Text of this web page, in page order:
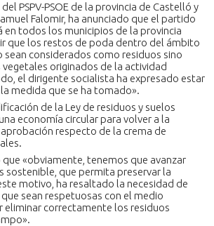
PSPV-PSOE de la provincia de Castelló y
Falomir, ha anunciado que el partido
en todos los municipios de la provincia
que los restos de poda dentro del ámbito
sean considerados como residuos sino
originados de la actividad
el dirigente socialista ha expresado estar
medida que se ha tomado».
de la Ley de residuos y suelos
economía circular para volver a la
respecto de la crema de
«obviamente, tenemos que avanzar
sostenible, que permita preservar la
motivo, ha resaltado la necesidad de
sean respetuosas con el medio
eliminar correctamente los residuos